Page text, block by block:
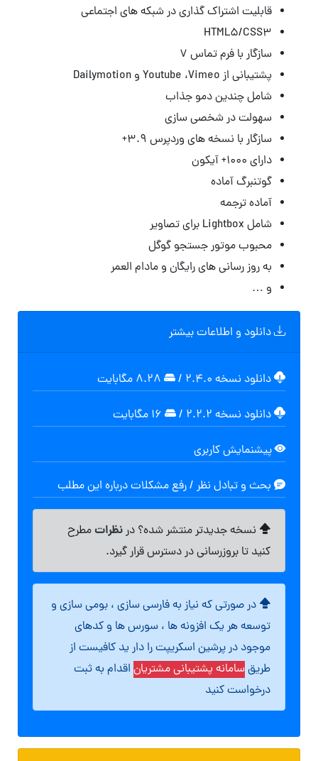
قابلیت اشتراک گذاری در شبکه های اجتماعی
HTML5/CSS3
سازگار با فرم تماس ۷
پشتیبانی از Youtube ،Vimeo و Dailymotion
شامل چندین دمو جذاب
سهولت در شخصی سازی
سازگار با نسخه های وردپرس ۳.۹+
دارای ۱۰۰۰+ آیکون
گوتنبرگ آماده
آماده ترجمه
شامل Lightbox برای تصاویر
محبوب موتور جستجو گوگل
به روز رسانی های رایگان و مادام العمر
و …
دانلود و اطلاعات بیشتر
دانلود نسخه ۲.۴.۰ /
دانلود نسخه ۲.۲.۲ /
پیشنمایش کاربری
بحث و تبادل نظر / رفع مشکلات درباره این مطلب
نسخه جدیدتر منتشر شده؟ درنظراتمطرح
کنید تا بروزرسانی در دسترس قرار گیرد.
در صورتی که نیاز به فارسی سازی ، بومی سازی و
توسعه هر یک افزونه ها ، سورس ها و کدهای
موجود در پرشین اسکریپت را دار ید کافیست از
طریقسامانه پشتیبانی مشتریان اقدام به ثبت
درخواست کنید